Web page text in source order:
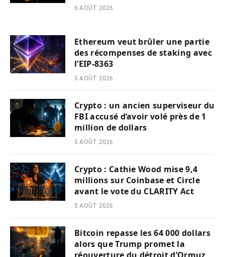
6 AOÛT 2026
Ethereum veut brûler une partie
des récompenses de staking avec
l’EIP-8363
5 AOÛT 2026
Crypto : un ancien superviseur du
FBI accusé d’avoir volé près de 1
million de dollars
5 AOÛT 2026
Crypto : Cathie Wood mise 9,4
millions sur Coinbase et Circle
avant le vote du CLARITY Act
5 AOÛT 2026
Bitcoin repasse les 64 000 dollars
alors que Trump promet la